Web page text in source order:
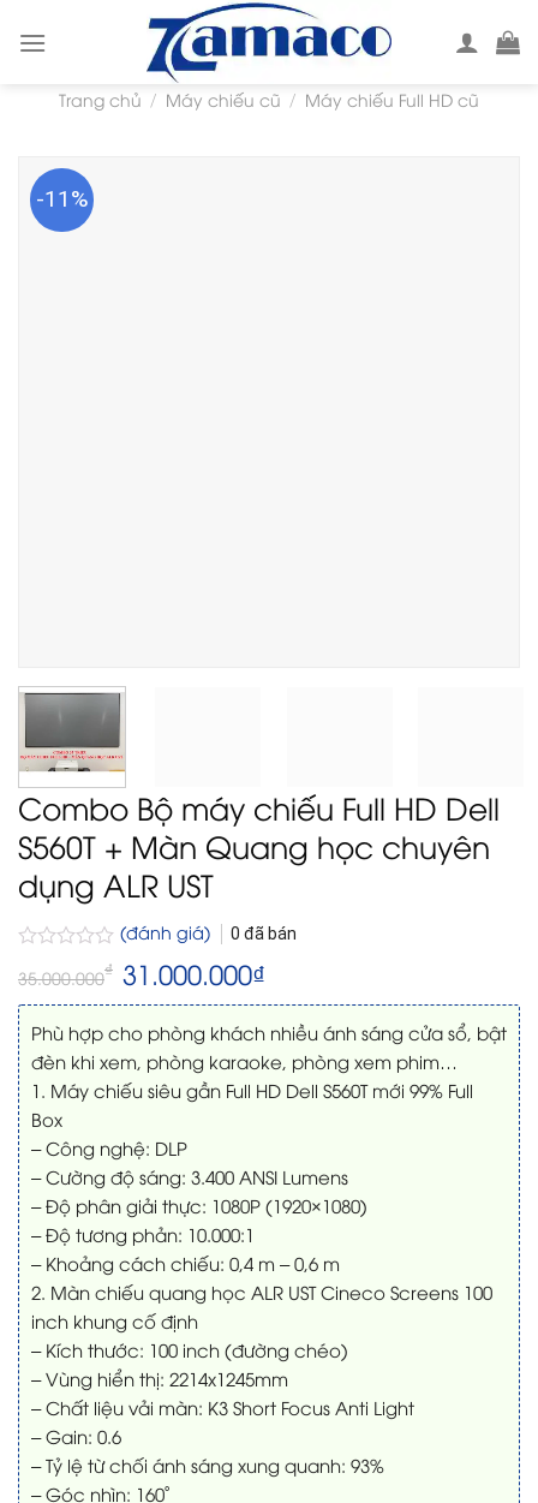
Trang chủ / Máy chiếu cũ / Máy chiếu Full HD cũ
-11%
Combo Bộ máy chiếu Full HD Dell
S560T + Màn Quang học chuyên
dụng ALR UST
xếp
hạng
0
5
sao
(đánh giá) 0 đã bán
35.000.000₫ Giá
gốc
là:
31.000.000₫
tại
31.000.000₫.
Phù hợp cho phòng khách nhiều ánh sáng cửa sổ, bật
đèn khi xem, phòng karaoke, phòng xem phim…
1. Máy chiếu siêu gần Full HD Dell S560T mới 99% Full
Box
– Công nghệ: DLP
– Cường độ sáng: 3.400 ANSI Lumens
– Độ phân giải thực: 1080P (1920×1080)
– Độ tương phản: 10.000:1
– Khoảng cách chiếu: 0,4 m – 0,6 m
2. Màn chiếu quang học ALR UST Cineco Screens 100
inch khung cố định
– Kích thước: 100 inch (đường chéo)
– Vùng hiển thị: 2214x1245mm
– Chất liệu vải màn: K3 Short Focus Anti Light
– Gain: 0.6
– Tỷ lệ từ chối ánh sáng xung quanh: 93%
– Góc nhìn: 160˚